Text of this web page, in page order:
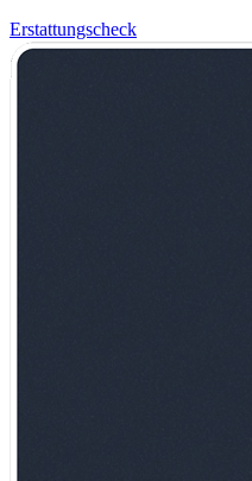
Erstattungscheck